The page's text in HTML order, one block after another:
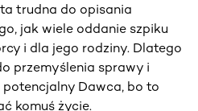
trudna do opisania
jak wiele oddanie szpiku
i dla jego rodziny. Dlatego
przemyślenia sprawy i
Dawca, bo to
komuś życie.